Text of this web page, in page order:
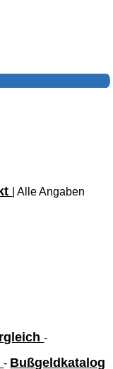
| Alle Angaben
-
- Bußgeldkatalog